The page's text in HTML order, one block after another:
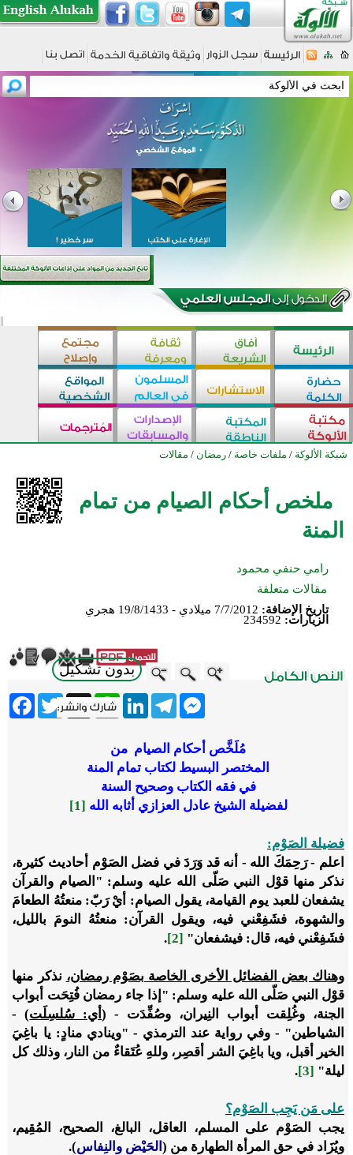
شبكة الألوكة / ملفات خاصة / رمضان / مقالات
ملخص أحكام الصيام من تمام
المنة
رامي حنفي محمود
مقالات متعلقة
تاريخ الإضافة: 7/7/2012 ميلادي - 19/8/1433 هجري
الزيارات: 234592
بدون تشكيل
Twitter X
WhatsApp
LinkedInTelegram
Messenger
مُلَخَّص أحكام الصيام من
المختصر البسيط لكتاب تمام المنة
في فقه الكتاب وصحيح السنة
لفضيلة الشيخ عادل العزازي أثابه الله [1]
فضيلة الصَوْم:
اعلم - رَحِمَكَ الله - أنه قد وَرَدَ في فضل الصَوْم أحاديث كثيرة،
نذكر منها قوْل النبي صَلّى الله عليه وسلم: "الصيام والقرآن
يشفعان للعبد يوم القيامة، يقول الصيام: أيْ رَبّ: منعتُهُ الطعامَ
والشهوة، فشَفِعْني فيه، ويقول القرآن: منعتُهُ النومَ بالليل،
فشَفِعْني فيه، قال: فيشفعان" [2]
.
وهناك بعض الفضائل الأخرى الخاصة بصَوْم رمضان، نذكر منها
قوْل النبي صَلّى الله عليه وسلم: "إذا جاء رمضان فُتِحَت أبواب
الجنة، وغُلِقت أبواب النِيران، وصُفِّدَت - (أي: سُلسِلَت) -
الشياطين" - وفي رواية عند الترمذي - "وينادي منادٍ: يا باغِيَ
الخير أقبل، ويا باغِيَ الشر أقصِر، وللهِ عُتَقاءٌ من النار، وذلك كل
ليلة" [3]
.
على مَن يَجِب الصَوْم؟
يجب الصَوْم على المسلم، العاقل، البالغ، الصحيح، المُقِيم،
ويُزَاد في حق المرأة الطهارة من ( الحَيْض والنِفاس).